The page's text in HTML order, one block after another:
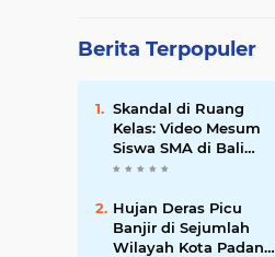
Berita Terpopuler
Skandal di Ruang
Kelas: Video Mesum
Siswa SMA di Bali
Viral, Hukuman dan
Mengikuti
Hujan Deras Picu
Banjir di Sejumlah
Wilayah Kota Padang,